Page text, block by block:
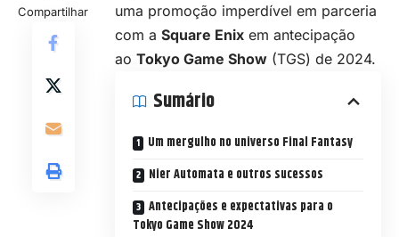
Compartilhar
uma promoção imperdível em parceria
com a Square Enix em antecipação
ao Tokyo Game Show (TGS) de 2024.
Sumário
Um mergulho no universo Final Fantasy
Nier Automata e outros sucessos
Antecipações e expectativas para o
Tokyo Game Show 2024